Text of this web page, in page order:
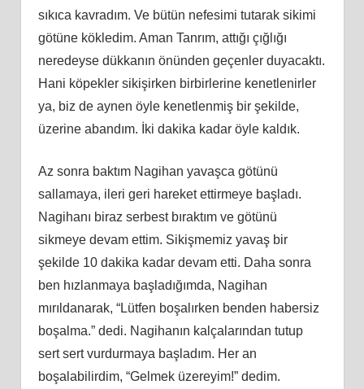
sıkıca kavradım. Ve bütün nefesimi tutarak sikimi
götüne kökledim. Aman Tanrım, attığı çığlığı
neredeyse dükkanın önünden geçenler duyacaktı.
Hani köpekler sikişirken birbirlerine kenetlenirler
ya, biz de aynen öyle kenetlenmiş bir şekilde,
üzerine abandım. İki dakika kadar öyle kaldık.
Az sonra baktım Nagihan yavaşca götünü
sallamaya, ileri geri hareket ettirmeye başladı.
Nagihanı biraz serbest bıraktım ve götünü
sikmeye devam ettim. Sikişmemiz yavaş bir
şekilde 10 dakika kadar devam etti. Daha sonra
ben hızlanmaya başladığımda, Nagihan
mırıldanarak, “Lütfen boşalırken benden habersiz
boşalma.” dedi. Nagihanın kalçalarından tutup
sert sert vurdurmaya başladım. Her an
boşalabilirdim, “Gelmek üzereyim!” dedim.